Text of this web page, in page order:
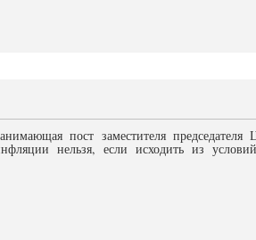
пост заместителя
нельзя, если исходить из